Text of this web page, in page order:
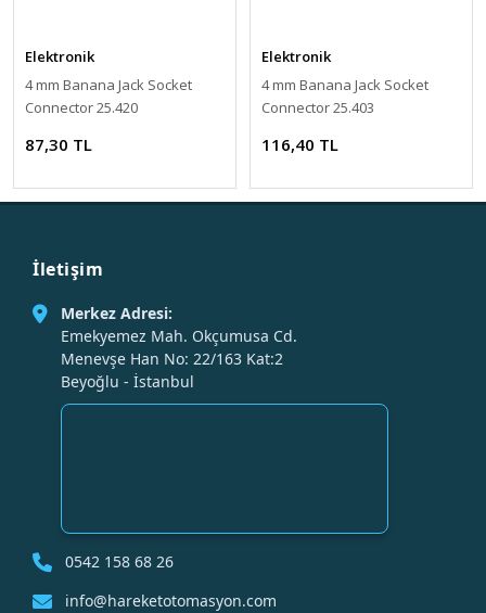
Elektronik
4 mm Banana Jack Socket
Connector 25.420
87,30 TL
Elektronik
4 mm Banana Jack Socket
Connector 25.403
116,40 TL
İletişim
Merkez Adresi:
Emekyemez Mah. Okçumusa Cd.
Menevşe Han No: 22/163 Kat:2
Beyoğlu - İstanbul
0542 158 68 26
info@hareketotomasyon.com